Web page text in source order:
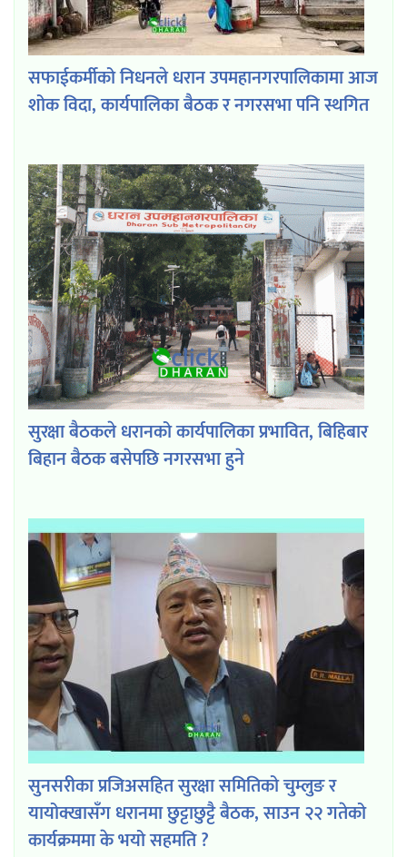
सफाईकर्मीको निधनले धरान उपमहानगरपालिकामा आज
शोक विदा, कार्यपालिका बैठक र नगरसभा पनि स्थगित
सुरक्षा बैठकले धरानको कार्यपालिका प्रभावित, बिहिबार
बिहान बैठक बसेपछि नगरसभा हुने
सुनसरीका प्रजिअसहित सुरक्षा समितिको चुम्लुङ र
यायोक्खासँग धरानमा छुट्टाछुट्टै बैठक, साउन २२ गतेको
कार्यक्रममा के भयो सहमति ?